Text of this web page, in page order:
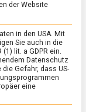
Austern
Kulinarische
der Website
in den USA. Mit
Sie auch in die
lit. a GDPR ein.
Datenschutz
Gefahr, dass US-
eine